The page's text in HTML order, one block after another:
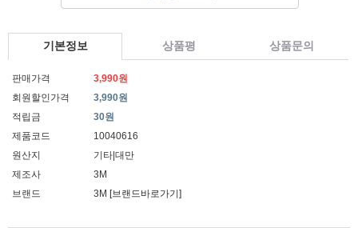
기본정보 상품평 상품문의
판매가격
3,990원
회원할인가격
3,990원
적립금
30원
제품코드
10040616
원산지
기타|대만
제조사
3M
브랜드
3M [브랜드바로가기]